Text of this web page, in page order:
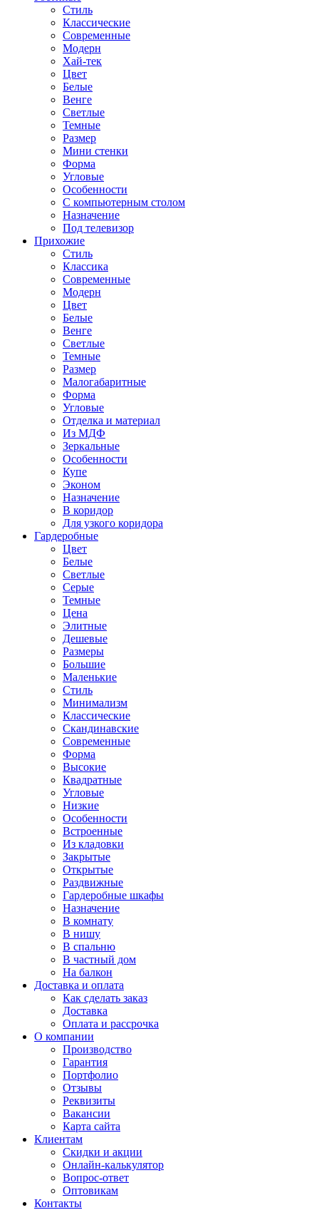
Стиль
Классические
Современные
Модерн
Хай-тек
Цвет
Белые
Венге
Светлые
Темные
Размер
Мини стенки
Форма
Угловые
Особенности
С компьютерным столом
Назначение
Под телевизор
Прихожие
Стиль
Классика
Современные
Модерн
Цвет
Белые
Венге
Светлые
Темные
Размер
Малогабаритные
Форма
Угловые
Отделка и материал
Из МДФ
Зеркальные
Особенности
Купе
Эконом
Назначение
В коридор
Для узкого коридора
Гардеробные
Цвет
Белые
Светлые
Серые
Темные
Цена
Элитные
Дешевые
Размеры
Большие
Маленькие
Стиль
Минимализм
Классические
Скандинавские
Современные
Форма
Высокие
Квадратные
Угловые
Низкие
Особенности
Встроенные
Из кладовки
Закрытые
Открытые
Раздвижные
Гардеробные шкафы
Назначение
В комнату
В нишу
В спальню
В частный дом
На балкон
Доставка и оплата
Как сделать заказ
Доставка
Оплата и рассрочка
О компании
Производство
Гарантия
Портфолио
Отзывы
Реквизиты
Вакансии
Карта сайта
Клиентам
Скидки и акции
Онлайн-калькулятор
Вопрос-ответ
Оптовикам
Контакты